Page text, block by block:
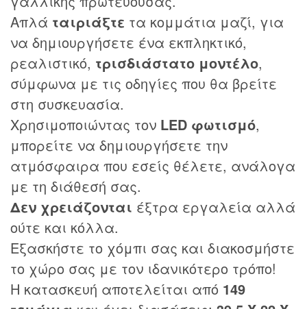
Απλά ταιριάξτε τα κομμάτια μαζί, για
να δημιουργήσετε ένα εκπληκτικό,
ρεαλιστικό, τρισδιάστατο μοντέλο,
σύμφωνα με τις οδηγίες που θα βρείτε
στη συσκευασία.
Χρησιμοποιώντας τον LED φωτισμό,
μπορείτε να δημιουργήσετε την
ατμόσφαιρα που εσείς θέλετε, ανάλογα
με τη διάθεσή σας.
Δεν χρειάζονται έξτρα εργαλεία αλλά
ούτε και κόλλα.
Εξασκήστε το χόμπι σας και διακοσμήστε
το χώρο σας με τον ιδανικότερο τρόπο!
Η κατασκευή αποτελείται από 149